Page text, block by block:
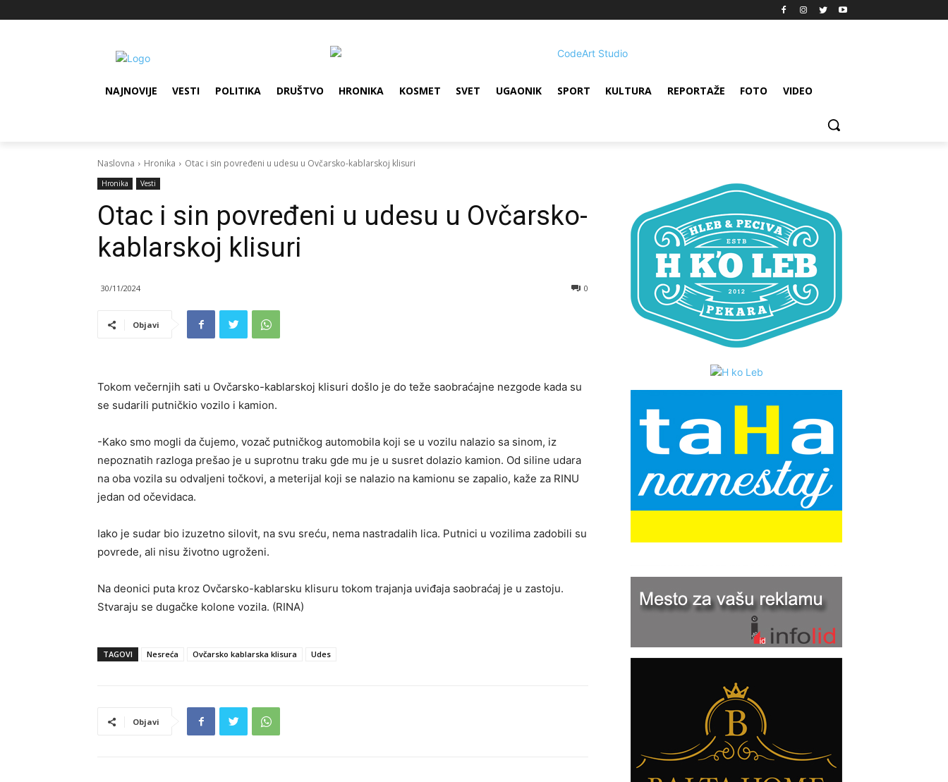
NAJNOVIJE VESTI POLITIKA DRUŠTVO HRONIKA KOSMET SVET UGAONIK SPORT KULTURA REPORTAŽE FOTO VIDEO
Naslovna Hronika Otac i sin povređeni u udesu u Ovčarsko-kablarskoj klisuri
Hronika Vesti
Otac i sin povređeni u udesu u Ovčarsko-
kablarskoj klisuri
30/11/2024 0
Objavi
Tokom večernjih sati u Ovčarsko-kablarskoj klisuri došlo je do teže saobraćajne nezgode kada su
se sudarili putničkio vozilo i kamion.
-Kako smo mogli da čujemo, vozač putničkog automobila koji se u vozilu nalazio sa sinom, iz
nepoznatih razloga prešao je u suprotnu traku gde mu je u susret dolazio kamion. Od siline udara
na oba vozila su odvaljeni točkovi, a meterijal koji se nalazio na kamionu se zapalio, kaže za RINU
jedan od očevidaca.
Iako je sudar bio izuzetno silovit, na svu sreću, nema nastradalih lica. Putnici u vozilima zadobili su
povrede, ali nisu životno ugroženi.
Na deonici puta kroz Ovčarsko-kablarsku klisuru tokom trajanja uviđaja saobraćaj je u zastoju.
Stvaraju se dugačke kolone vozila. (RINA)
TAGOVI Nesreća Ovčarsko kablarska klisura Udes
Objavi